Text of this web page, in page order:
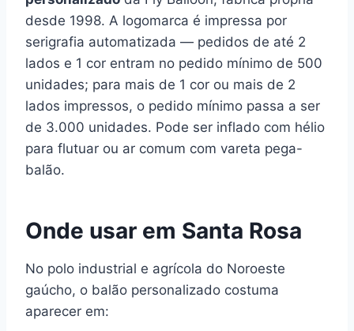
desde 1998. A logomarca é impressa por
serigrafia automatizada — pedidos de até 2
lados e 1 cor entram no pedido mínimo de 500
unidades; para mais de 1 cor ou mais de 2
lados impressos, o pedido mínimo passa a ser
de 3.000 unidades. Pode ser inflado com hélio
para flutuar ou ar comum com vareta pega-
balão.
Onde usar em Santa Rosa
No polo industrial e agrícola do Noroeste
gaúcho, o balão personalizado costuma
aparecer em: